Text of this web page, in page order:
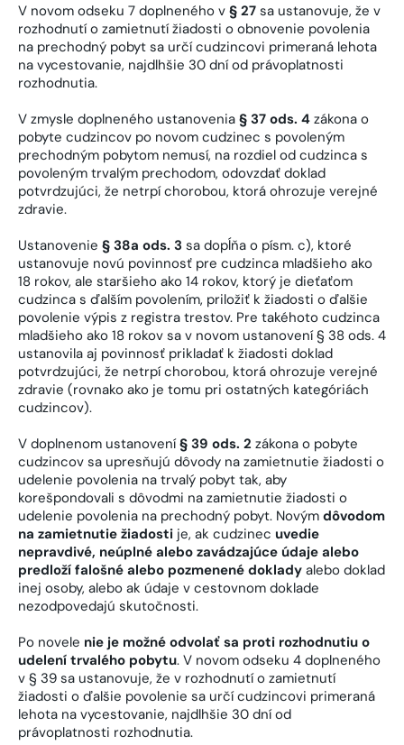
V novom odseku 7 doplneného v § 27 sa ustanovuje, že v
rozhodnutí o zamietnutí žiadosti o obnovenie povolenia
na prechodný pobyt sa určí cudzincovi primeraná lehota
na vycestovanie, najdlhšie 30 dní od právoplatnosti
rozhodnutia.
V zmysle doplneného ustanovenia § 37 ods. 4 zákona o
pobyte cudzincov po novom cudzinec s povoleným
prechodným pobytom nemusí, na rozdiel od cudzinca s
povoleným trvalým prechodom, odovzdať doklad
potvrdzujúci, že netrpí chorobou, ktorá ohrozuje verejné
zdravie.
Ustanovenie § 38a ods. 3 sa dopĺňa o písm. c), ktoré
ustanovuje novú povinnosť pre cudzinca mladšieho ako
18 rokov, ale staršieho ako 14 rokov, ktorý je dieťaťom
cudzinca s ďalším povolením, priložiť k žiadosti o ďalšie
povolenie výpis z registra trestov. Pre takéhoto cudzinca
mladšieho ako 18 rokov sa v novom ustanovení § 38 ods. 4
ustanovila aj povinnosť prikladať k žiadosti doklad
potvrdzujúci, že netrpí chorobou, ktorá ohrozuje verejné
zdravie (rovnako ako je tomu pri ostatných kategóriách
cudzincov).
V doplnenom ustanovení§ 39 ods. 2 zákona o pobyte
cudzincov sa upresňujú dôvody na zamietnutie žiadosti o
udelenie povolenia na trvalý pobyt tak, aby
korešpondovali s dôvodmi na zamietnutie žiadosti o
udelenie povolenia na prechodný pobyt. Novým dôvodom
na zamietnutie žiadosti je, ak cudzinec uvedie
nepravdivé, neúplné alebo zavádzajúce údaje alebo
predloží falošné alebo pozmenené doklady alebo doklad
inej osoby, alebo ak údaje v cestovnom doklade
nezodpovedajú skutočnosti.
Po novele nie je možné odvolať sa proti rozhodnutiu o
udelení trvalého pobytu. V novom odseku 4 doplneného
v § 39 sa ustanovuje, že v rozhodnutí o zamietnutí
žiadosti o ďalšie povolenie sa určí cudzincovi primeraná
lehota na vycestovanie, najdlhšie 30 dní od
právoplatnosti rozhodnutia.